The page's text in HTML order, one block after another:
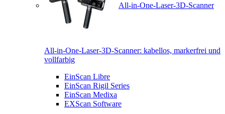
All-in-One-Laser-3D-Scanner
All-in-One-Laser-3D-Scanner: kabellos, markerfrei und
vollfarbig
EinScan Libre
EinScan Rigil Series
EinScan Medixa
EXScan Software